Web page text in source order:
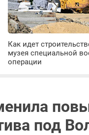
Как идет
музея специальной
операции
под